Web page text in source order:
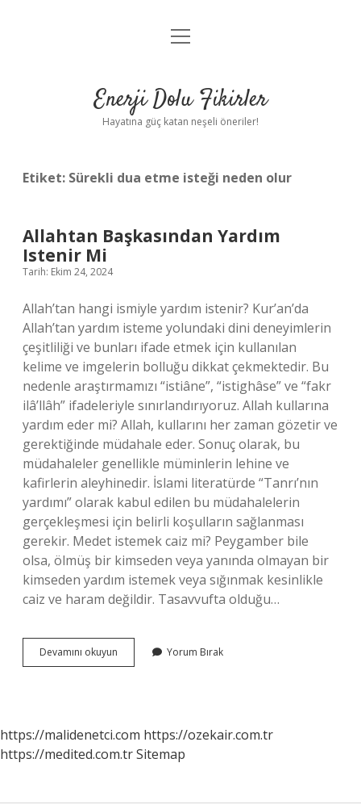
Anasayfa
Yasal Uyarı
menüyü
Enerji Dolu Fikirler
Hayatına güç katan neşeli öneriler!
Etiket: Sürekli dua etme isteği neden olur
Allahtan Başkasından Yardım
Istenir Mi
Tarih: Ekim 24, 2024
Allah’tan hangi ismiyle yardım istenir? Kur’an’da
Allah’tan yardım isteme yolundaki dini deneyimlerin
çeşitliliği ve bunları ifade etmek için kullanılan
kelime ve imgelerin bolluğu dikkat çekmektedir. Bu
nedenle araştırmamızı “istiâne”, “istighâse” ve “fakr
ilâ’llâh” ifadeleriyle sınırlandırıyoruz. Allah kullarına
yardım eder mi? Allah, kullarını her zaman gözetir ve
gerektiğinde müdahale eder. Sonuç olarak, bu
müdahaleler genellikle müminlerin lehine ve
kafirlerin aleyhinedir. İslami literatürde “Tanrı’nın
yardımı” olarak kabul edilen bu müdahalelerin
gerçekleşmesi için belirli koşulların sağlanması
gerekir. Medet istemek caiz mi? Peygamber bile
olsa, ölmüş bir kimseden veya yanında olmayan bir
kimseden yardım istemek veya sığınmak kesinlikle
caiz ve haram değildir. Tasavvufta olduğu…
Devamını okuyun Allahtan
Başkasından
Yorum Bırak
https://malidenetci.com https://ozekair.com.tr
https://medited.com.trSitemap